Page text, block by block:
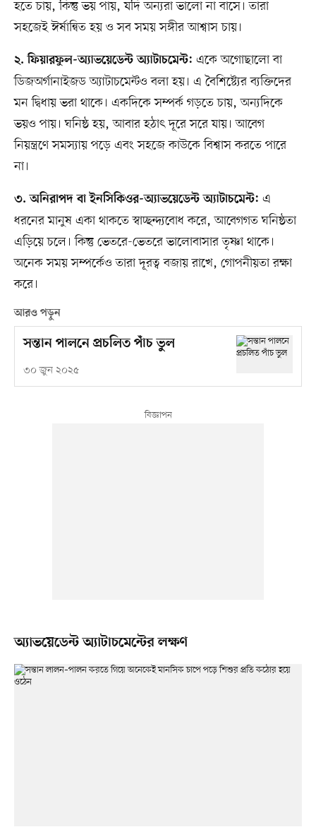
হতে চায়, কিন্তু ভয় পায়, যদি অন্যরা ভালো না বাসে। তারা
সহজেই ঈর্ষান্বিত হয় ও সব সময় সঙ্গীর আশ্বাস চায়।
২. ফিয়ারফুল-অ্যাভয়েডেন্ট অ্যাটাচমেন্ট: একে অগোছালো বা
ডিজঅর্গানাইজড অ্যাটাচমেন্টও বলা হয়। এ বৈশিষ্ট্যের ব্যক্তিদের
মন দ্বিধায় ভরা থাকে। একদিকে সম্পর্ক গড়তে চায়, অন্যদিকে
ভয়ও পায়। ঘনিষ্ঠ হয়, আবার হঠাৎ দূরে সরে যায়। আবেগ
নিয়ন্ত্রণে সমস্যায় পড়ে এবং সহজে কাউকে বিশ্বাস করতে পারে
না।
৩. অনিরাপদ বা ইনসিকিওর-অ্যাভয়েডেন্ট অ্যাটাচমেন্ট: এ
ধরনের মানুষ একা থাকতে স্বাচ্ছন্দ্যবোধ করে, আবেগগত ঘনিষ্ঠতা
এড়িয়ে চলে। কিন্তু ভেতরে-ভেতরে ভালোবাসার তৃষ্ণা থাকে।
অনেক সময় সম্পর্কেও তারা দূরত্ব বজায় রাখে, গোপনীয়তা রক্ষা
করে।
আরও পড়ুন
সন্তান পালনে প্রচলিত পাঁচ ভুল
৩০ জুন ২০২৫
অ্যাভয়েডেন্ট অ্যাটাচমেন্টের লক্ষণ